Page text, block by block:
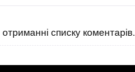
списку коментарів.